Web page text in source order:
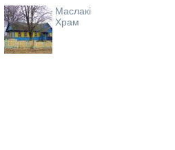
Маслакі
Храм